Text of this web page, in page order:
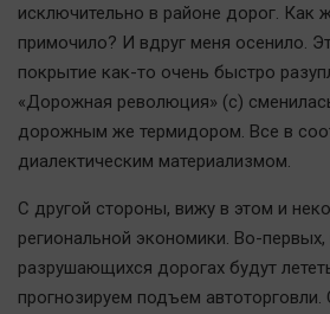
Быстрый медиазавод
Вирус чтения
Вкусное
Гороскоп
Интервью
исключительно в районе дорог. Как
примочило? И вдруг меня осенило.
покрытие как-то очень быстро
«Дорожная революция» (с)
дорожным же термидором. Все в
диалектическим материализмом.
С другой стороны, вижу в этом и
региональной экономики. Во-
разрушающихся дорогах будут
прогнозируем подъем